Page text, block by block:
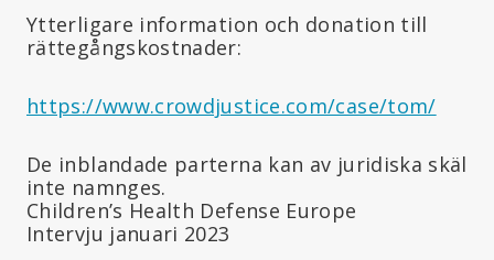
Ytterligare information och donation till
rättegångskostnader:
https://www.crowdjustice.com/case/tom/
De inblandade parterna kan av juridiska skäl
inte namnges.
Children’s Health Defense Europe
Intervju januari 2023